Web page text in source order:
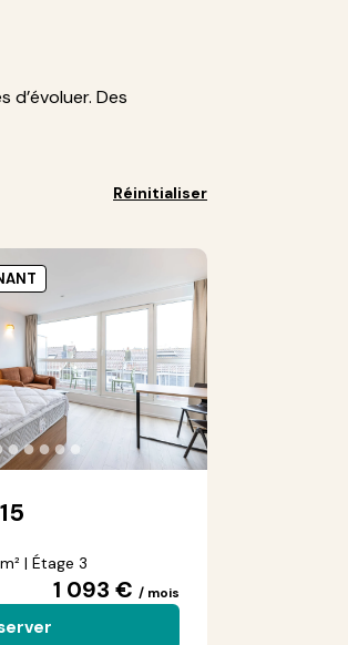
Des
Réinitialiser
●●●●●
| Étage 3
1 093 € / mois